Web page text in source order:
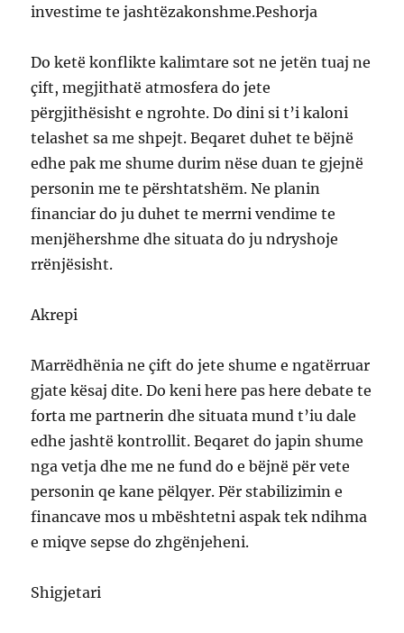
investime te jashtëzakonshme.Peshorja
Do ketë konflikte kalimtare sot ne jetën tuaj ne
çift, megjithatë atmosfera do jete
përgjithësisht e ngrohte. Do dini si t’i kaloni
telashet sa me shpejt. Beqaret duhet te bëjnë
edhe pak me shume durim nëse duan te gjejnë
personin me te përshtatshëm. Ne planin
financiar do ju duhet te merrni vendime te
menjëhershme dhe situata do ju ndryshoje
rrënjësisht.
Akrepi
Marrëdhënia ne çift do jete shume e ngatërruar
gjate kësaj dite. Do keni here pas here debate te
forta me partnerin dhe situata mund t’iu dale
edhe jashtë kontrollit. Beqaret do japin shume
nga vetja dhe me ne fund do e bëjnë për vete
personin qe kane pëlqyer. Për stabilizimin e
financave mos u mbështetni aspak tek ndihma
e miqve sepse do zhgënjeheni.
Shigjetari